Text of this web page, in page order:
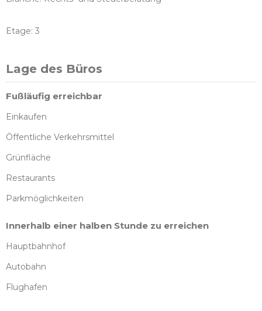
Etage: 3
Lage des Büros
Fußläufig erreichbar
Einkaufen
Öffentliche Verkehrsmittel
Grünfläche
Restaurants
Parkmöglichkeiten
Innerhalb einer halben Stunde zu erreichen
Hauptbahnhof
Autobahn
Flughafen